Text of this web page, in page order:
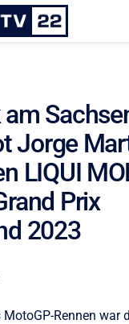
Jorge
LIQUI
Prix
2023
Rennen war